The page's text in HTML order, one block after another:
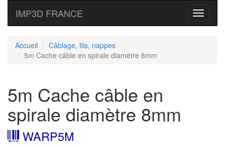
Toggle
IMP3D FRANCE
Accueil
Câblage, fils, nappes
5m Cache câble en spirale diamètre 8mm
5m Cache câble en
spirale diamètre 8mm
WARP5M